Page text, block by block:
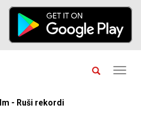
- Ruši rekordi